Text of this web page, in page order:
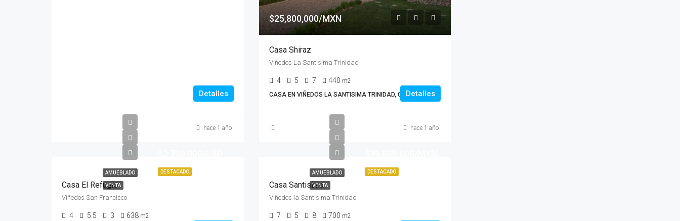
Detalles
hace 1 año
$25,800,000/MXN
Casa Shiraz
Viñedos La Santisima Trinidad
4 5 7 440 m2
CASA EN VIÑEDOS LA SANTISIMA TRINIDAD, CASASDetalles
hace 1 año
DESTACADO
AMUEBLADO
VENTA
Casa El Refugio
Viñedos San Francisco
4 5.5 3 638 m2
DESTACADO
AMUEBLADO
VENTA
Casa Santisima
Viñedos la Santisima Trinidad
7 5 8 700 m2